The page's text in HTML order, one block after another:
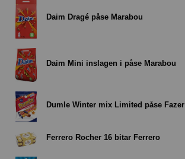
Daim Dragé påse Marabou
Daim Mini inslagen i påse Marabou
Dumle Winter mix Limited påse Fazer
Ferrero Rocher 16 bitar Ferrero